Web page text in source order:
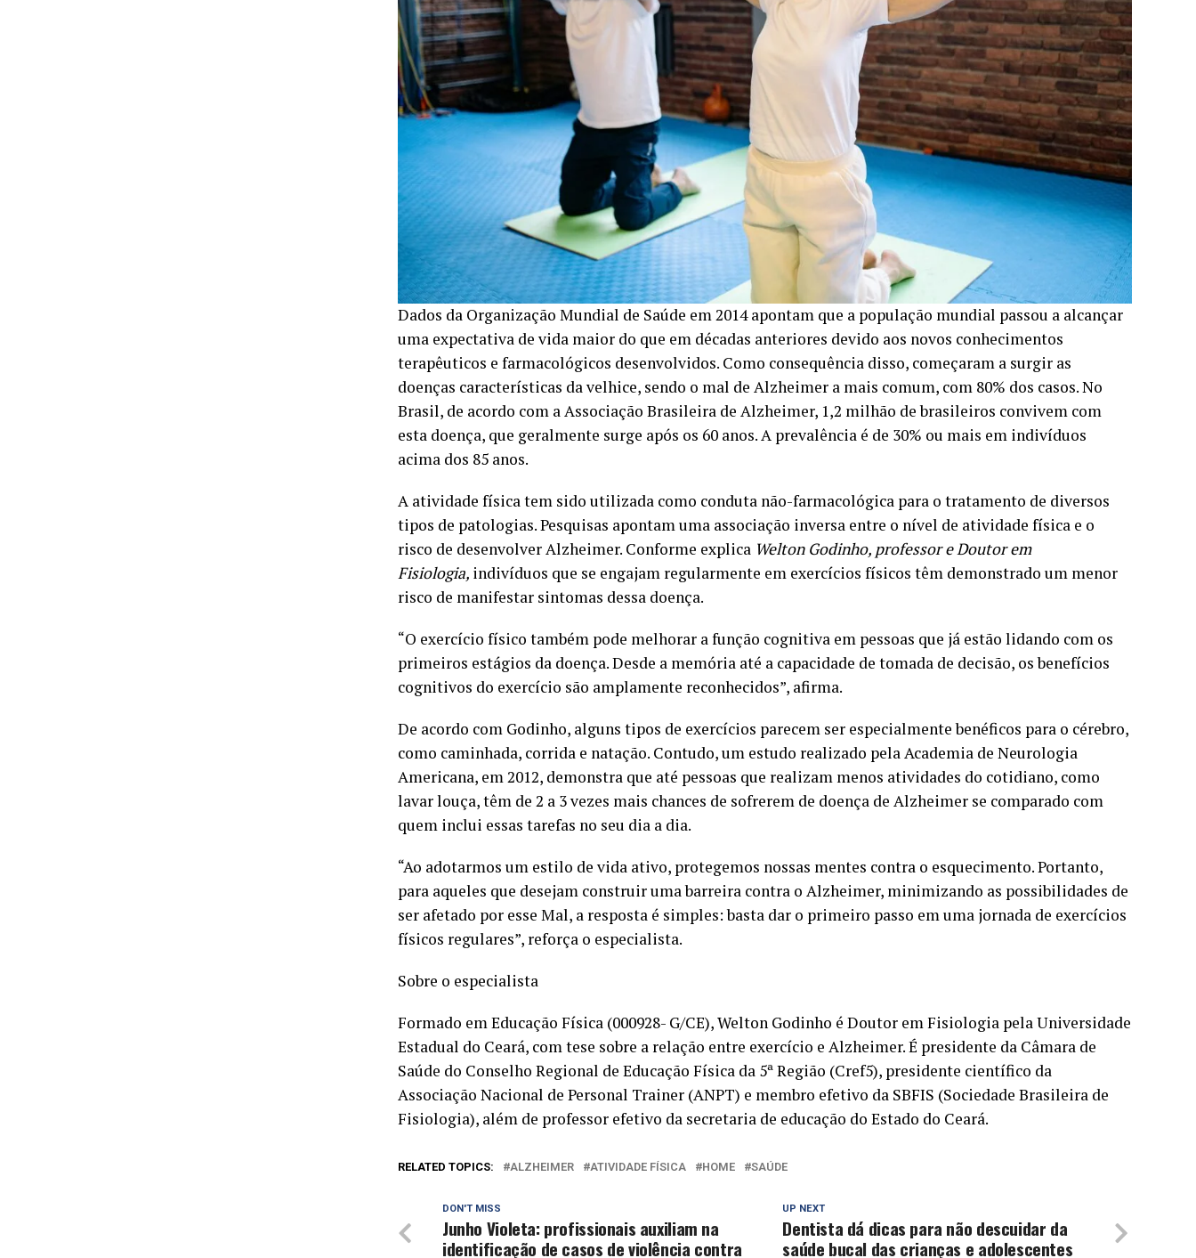
Dados da Organização Mundial de Saúde em 2014 apontam que a população mundial passou a alcançar
uma expectativa de vida maior do que em décadas anteriores devido aos novos conhecimentos
terapêuticos e farmacológicos desenvolvidos. Como consequência disso, começaram a surgir as
doenças características da velhice, sendo o mal de Alzheimer a mais comum, com 80% dos casos. No
Brasil, de acordo com a Associação Brasileira de Alzheimer, 1,2 milhão de brasileiros convivem com
esta doença, que geralmente surge após os 60 anos. A prevalência é de 30% ou mais em indivíduos
acima dos 85 anos.
A atividade física tem sido utilizada como conduta não-farmacológica para o tratamento de diversos
tipos de patologias. Pesquisas apontam uma associação inversa entre o nível de atividade física e o
risco de desenvolver Alzheimer. Conforme explica Welton Godinho, professor e Doutor em
Fisiologia, indivíduos que se engajam regularmente em exercícios físicos têm demonstrado um menor
risco de manifestar sintomas dessa doença.
“O exercício físico também pode melhorar a função cognitiva em pessoas que já estão lidando com os
primeiros estágios da doença. Desde a memória até a capacidade de tomada de decisão, os benefícios
cognitivos do exercício são amplamente reconhecidos”, afirma.
De acordo com Godinho, alguns tipos de exercícios parecem ser especialmente benéficos para o cérebro,
como caminhada, corrida e natação. Contudo, um estudo realizado pela Academia de Neurologia
Americana, em 2012, demonstra que até pessoas que realizam menos atividades do cotidiano, como
lavar louça, têm de 2 a 3 vezes mais chances de sofrerem de doença de Alzheimer se comparado com
quem inclui essas tarefas no seu dia a dia.
“Ao adotarmos um estilo de vida ativo, protegemos nossas mentes contra o esquecimento. Portanto,
para aqueles que desejam construir uma barreira contra o Alzheimer, minimizando as possibilidades de
ser afetado por esse Mal, a resposta é simples: basta dar o primeiro passo em uma jornada de exercícios
físicos regulares”, reforça o especialista.
Sobre o especialista
Formado em Educação Física (000928- G/CE), Welton Godinho é Doutor em Fisiologia pela Universidade
Estadual do Ceará, com tese sobre a relação entre exercício e Alzheimer. É presidente da Câmara de
Saúde do Conselho Regional de Educação Física da 5ª Região (Cref5), presidente científico da
Associação Nacional de Personal Trainer (ANPT) e membro efetivo da SBFIS (Sociedade Brasileira de
Fisiologia), além de professor efetivo da secretaria de educação do Estado do Ceará.
RELATED TOPICS: ALZHEIMER ATIVIDADE FÍSICA HOME SAÚDE
UP NEXT
Dentista dá dicas para não descuidar da
saúde bucal das crianças e adolescentes
DON'T MISS
Junho Violeta: profissionais auxiliam na
identificação de casos de violência contra